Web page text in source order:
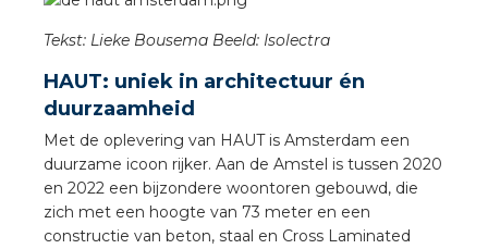
Tekst: Lieke Bousema Beeld: Isolectra
HAUT: uniek in architectuur én
duurzaamheid
Met de oplevering van HAUT is Amsterdam een
duurzame icoon rijker. Aan de Amstel is tussen 2020
en 2022 een bijzondere woontoren gebouwd, die
zich met een hoogte van 73 meter en een
constructie van beton, staal en Cross Laminated
installeren
installeren